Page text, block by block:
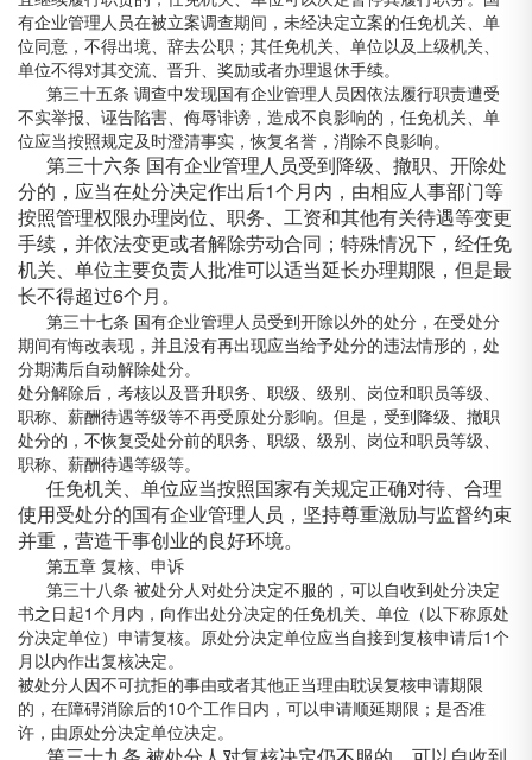
有企业管理人员在被立案调查期间，未经决定立案的任免机关、单
位同意，不得出境、辞去公职；其任免机关、单位以及上级机关、
单位不得对其交流、晋升、奖励或者办理退休手续。
第三十五条 调查中发现国有企业管理人员因依法履行职责遭受
不实举报、诬告陷害、侮辱诽谤，造成不良影响的，任免机关、单
位应当按照规定及时澄清事实，恢复名誉，消除不良影响。
第三十六条 国有企业管理人员受到降级、撤职、开除处
分的，应当在处分决定作出后1个月内，由相应人事部门等
按照管理权限办理岗位、职务、工资和其他有关待遇等变更
手续，并依法变更或者解除劳动合同；特殊情况下，经任免
机关、单位主要负责人批准可以适当延长办理期限，但是最
长不得超过6个月。
第三十七条 国有企业管理人员受到开除以外的处分，在受处分
期间有悔改表现，并且没有再出现应当给予处分的违法情形的，处
分期满后自动解除处分。
处分解除后，考核以及晋升职务、职级、级别、岗位和职员等级、
职称、薪酬待遇等级等不再受原处分影响。但是，受到降级、撤职
处分的，不恢复受处分前的职务、职级、级别、岗位和职员等级、
职称、薪酬待遇等级等。
任免机关、单位应当按照国家有关规定正确对待、合理
使用受处分的国有企业管理人员，坚持尊重激励与监督约束
并重，营造干事创业的良好环境。
第五章 复核、申诉
第三十八条 被处分人对处分决定不服的，可以自收到处分决定
书之日起1个月内，向作出处分决定的任免机关、单位（以下称原处
分决定单位）申请复核。原处分决定单位应当自接到复核申请后1个
月以内作出复核决定。
被处分人因不可抗拒的事由或者其他正当理由耽误复核申请期限
的，在障碍消除后的10个工作日内，可以申请顺延期限；是否准
许，由原处分决定单位决定。